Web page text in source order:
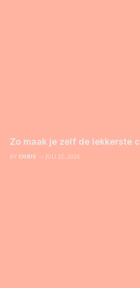
Zo maak je zelf de lekkerste
BY CHRIS JULI 22, 2026